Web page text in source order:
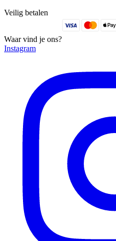
Veilig betalen
Waar vind je ons?
Instagram